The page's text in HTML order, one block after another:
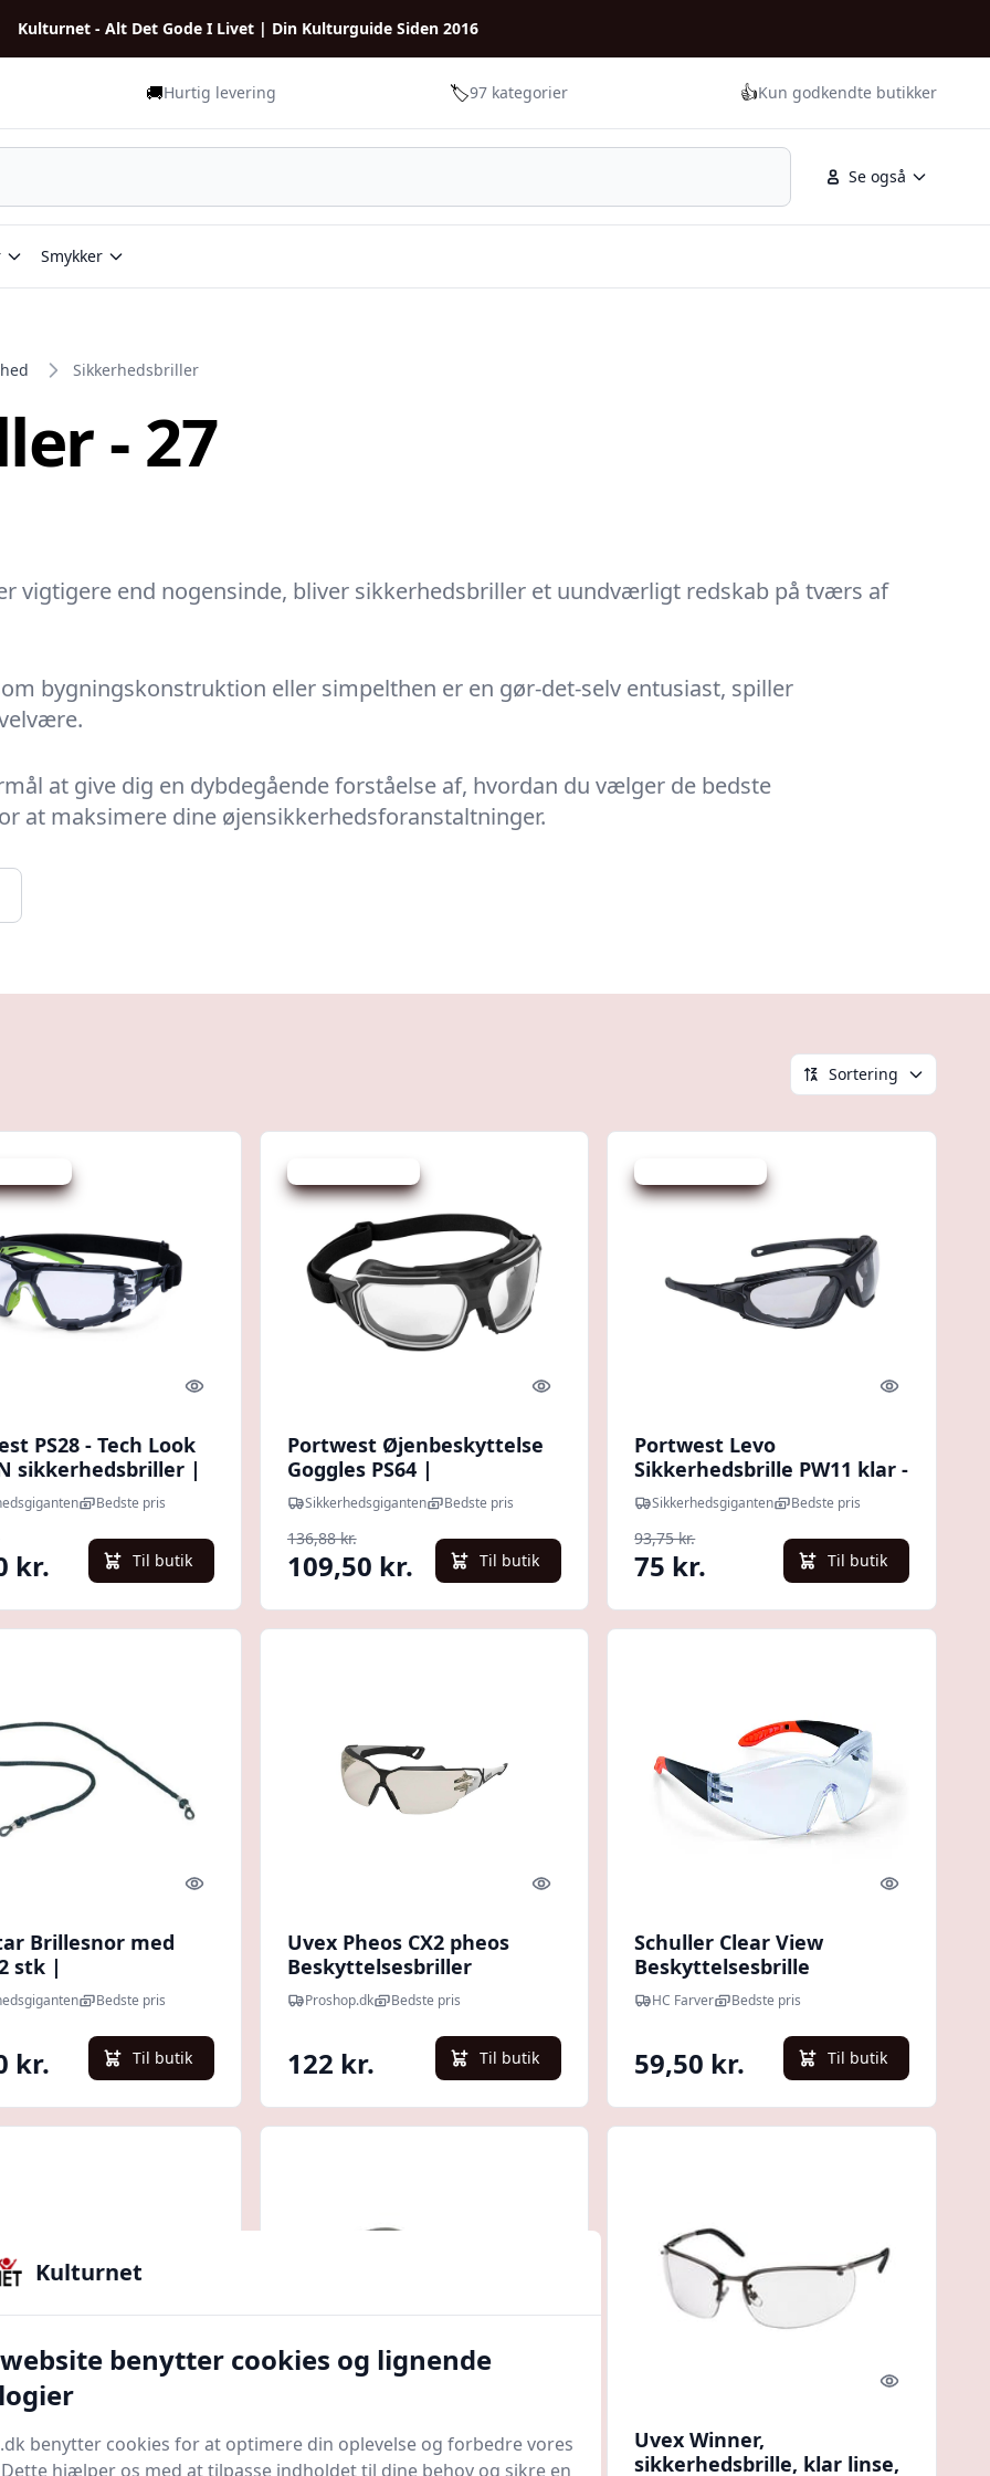
Kulturnet - Alt Det Gode I Livet | Din Kulturguide Siden 2016
🚚Hurtig levering 🏷️97 kategorier 👍Kun godkendte butikker
Se også
Smykker
Sikkerhedsbriller
- 27
vigtigere end nogensinde, bliver sikkerhedsbriller et uundværligt redskab på tværs af
bygningskonstruktion eller simpelthen er en gør-det-selv entusiast, spiller
at give dig en dybdegående forståelse af, hvordan du vælger de bedste
at maksimere dine øjensikkerhedsforanstaltninger.
Sortering
Quick look
PS28 - Tech Look
sikkerhedsbriller |
|
|
Bedste pris
kr. Til butik
Quick look
Portwest Øjenbeskyttelse
Goggles PS64 |
Sikkerhedsbriller | EN 170 |
NODISCOUNT
Sikkerhedsgiganten Bedste pris
136,88 kr.
109,50 kr. Til butik
Quick look
Portwest Levo
Sikkerhedsbrille PW11 klar -
Klar | Sikkerhedsbriller |
EN 166 | Fjernlager
Sikkerhedsgiganten Bedste pris
93,75 kr.
75 kr. Til butik
Quick look
Brillesnor med
stk |
|
| Tilbehør til
Bedste pris
kr. Til butik
Quick look
Uvex Pheos CX2 pheos
Beskyttelsesbriller
Proshop.dk Bedste pris
122 kr. Til butik
Quick look
Schuller Clear View
Beskyttelsesbrille
HC Farver Bedste pris
59,50 kr. Til butik
Slim Basic
OX-ON Sikkerhedsbrille
Eyewear Space Comfort,
Quick look
Uvex Winner,
sikkerhedsbrille, klar linse,
Kulturnet
benytter cookies og lignende
benytter cookies for at optimere din oplevelse og forbedre vores
hjælper os med at tilpasse indholdet til dine behov og sikre en